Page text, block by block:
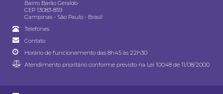
Bairro Barão Geraldo
CEP 13083-859
Campinas - São Paulo - Brasil
Telefones
Contato
Horário de funcionamento das 8h45 às 22h30
Atendimento prioritário conforme previsto na Lei 10048 de 11/08/2000